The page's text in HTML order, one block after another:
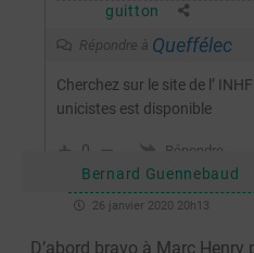
guitton
Répondre à Queffélec
Cherchez sur le site de l’
unicistes est disponible
0 Répondre
Bernard Guennebaud
26 janvier 2020 20h13
D’abord bravo à Marc Henry